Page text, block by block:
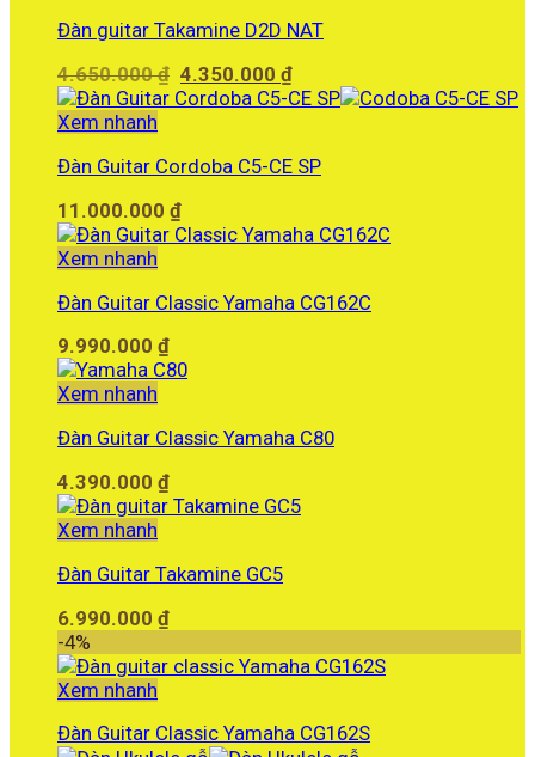
Đàn guitar Takamine D2D NAT
4.650.000₫ Giá
gốc
4.350.000₫Giá
hiện
4.350.000 ₫.
Xem nhanh
Đàn Guitar Cordoba C5-CE SP
11.000.000 ₫
Xem nhanh
Đàn Guitar Classic Yamaha CG162C
9.990.000 ₫
Xem nhanh
Đàn Guitar Classic Yamaha C80
4.390.000 ₫
Xem nhanh
Đàn Guitar Takamine GC5
6.990.000 ₫
-4%
Xem nhanh
Đàn Guitar Classic Yamaha CG162S